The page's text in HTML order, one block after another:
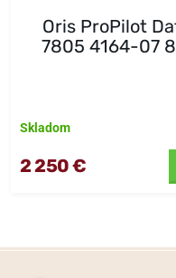
Oris ProPilot
7805 4164-07
Skladom
2 250 €